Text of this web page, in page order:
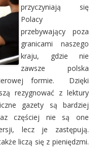
przyczyniają się
Polacy
przebywający poza
granicami naszego
kraju, gdzie nie
zawsze polska
formie. Dzięki
rezygnować z lektury
gazety są bardziej
częściej nie są one
lecz je zastępują.
liczą się z pieniędzmi.